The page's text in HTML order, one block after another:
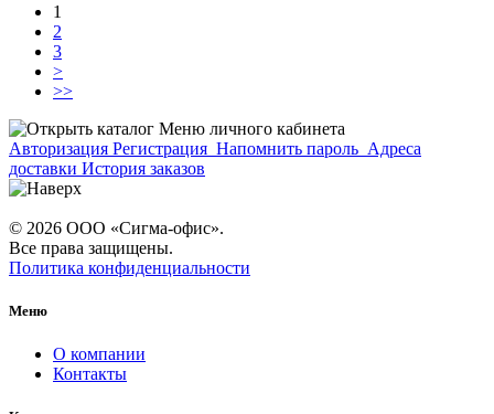
1
2
3
>
>>
Меню личного кабинета
Авторизация Регистрация Напомнить пароль Адреса
доставки История заказов
© 2026 ООО «Сигма-офис».
Все права защищены.
Политика конфиденциальности
Меню
О компании
Контакты